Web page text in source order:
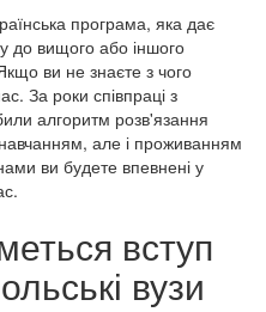
програма, яка дає
до вищого або іншого
ви не знаєте з чого
За роки співпраці з
алгоритм розв'язання
навчанням, але і проживанням
ви будете впевнені у
вступ
вузи